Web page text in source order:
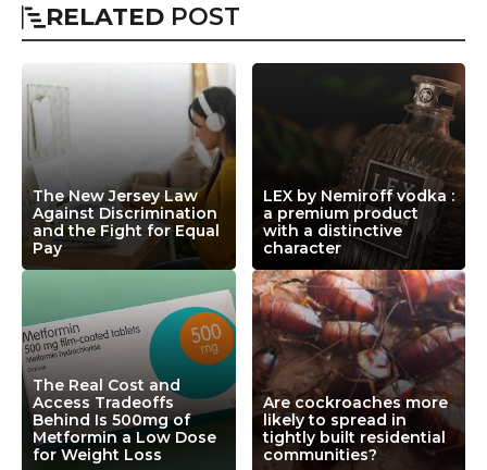
RELATED POST
The New Jersey Law
Against Discrimination
and the Fight for Equal
Pay
LEX by Nemiroff vodka :
a premium product
with a distinctive
character
The Real Cost and
Access Tradeoffs
Behind Is 500mg of
Metformin a Low Dose
for Weight Loss
Are cockroaches more
likely to spread in
tightly built residential
communities?